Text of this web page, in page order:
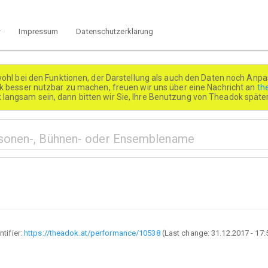
Impressum Datenschutzerklärung
bei den Funktionen, der Darstellung als auch den Daten noch
besser nutzbar zu machen, freuen wir uns über eine Nachricht an
sein, dann bitten wir Sie, Ihre Benutzung von Theadok
https://theadok.at/performance/10538(Last change:31.12.2017 -